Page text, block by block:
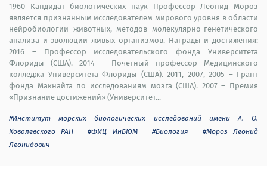
1960 Кандидат биологических наук Профессор Леонид Мороз
является признанным исследователем мирового уровня в области
нейробиологии животных, методов молекулярно-генетического
анализа и эволюции живых организмов. Награды и достижения:
2016 – Профессор исследовательского фонда Университета
Флориды (США). 2014 – Почетный профессор Медицинского
колледжа Университета Флориды (США). 2011, 2007, 2005 – Грант
фонда Макнайта по исследованиям мозга (США). 2007 – Премия
«Признание достижений» (Университет...
#Институт морских биологических исследований имени А. О.
Ковалевского РАН
#ФИЦ ИнБЮМ #Биология
#Мороз Леонид
Леонидович